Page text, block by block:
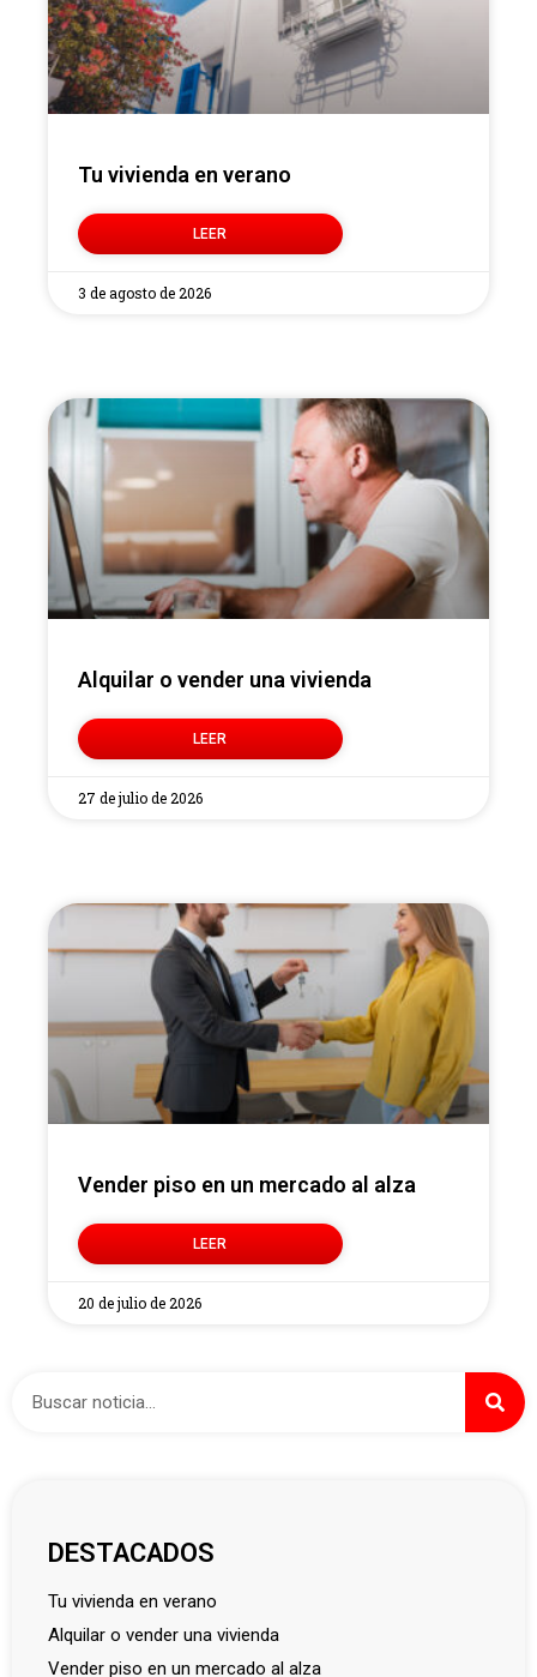
Tu vivienda en verano
LEER
3 de agosto de 2026
Alquilar o vender una vivienda
LEER
27 de julio de 2026
Vender piso en un mercado al alza
LEER
20 de julio de 2026
DESTACADOS
tu vivienda en verano
alquilar o vender una vivienda
vender piso en un mercado al alza